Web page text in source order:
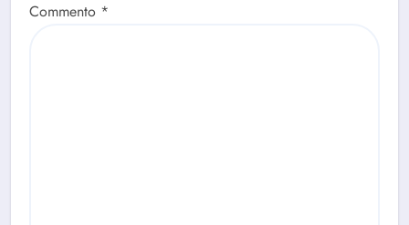
Commento *